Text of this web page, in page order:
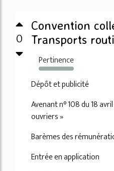
0
Convention
Transports
Pertinence
2902%
Dépôt et publicité
Avenant n° 108 du 18
ouvriers »
Barèmes des
Entrée en application